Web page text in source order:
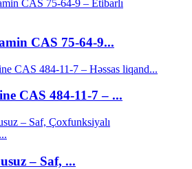
CAS 75-64-9...
CAS 484-11-7 – ...
– Saf, ...